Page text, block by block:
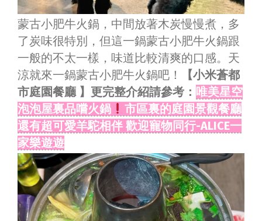
蒙古小肥牛火鍋，中間放著木炭慢慢煮，多
了炭味很特別，但這一鍋蒙古小肥牛火鍋跟
一般的不太一樣，味道比較清爽的口感。天
涼就來一鍋蒙古小肥牛火鍋吧！
【小米蒼都
市庭園餐廳 】 更完整介紹請參考： 唯美星空
泡泡屋裏品嚐火鍋
市區裏的庭園景觀餐廳
還有超可愛羊駝相伴 歡迎寵物同行-ALICE一
家樂遊遊